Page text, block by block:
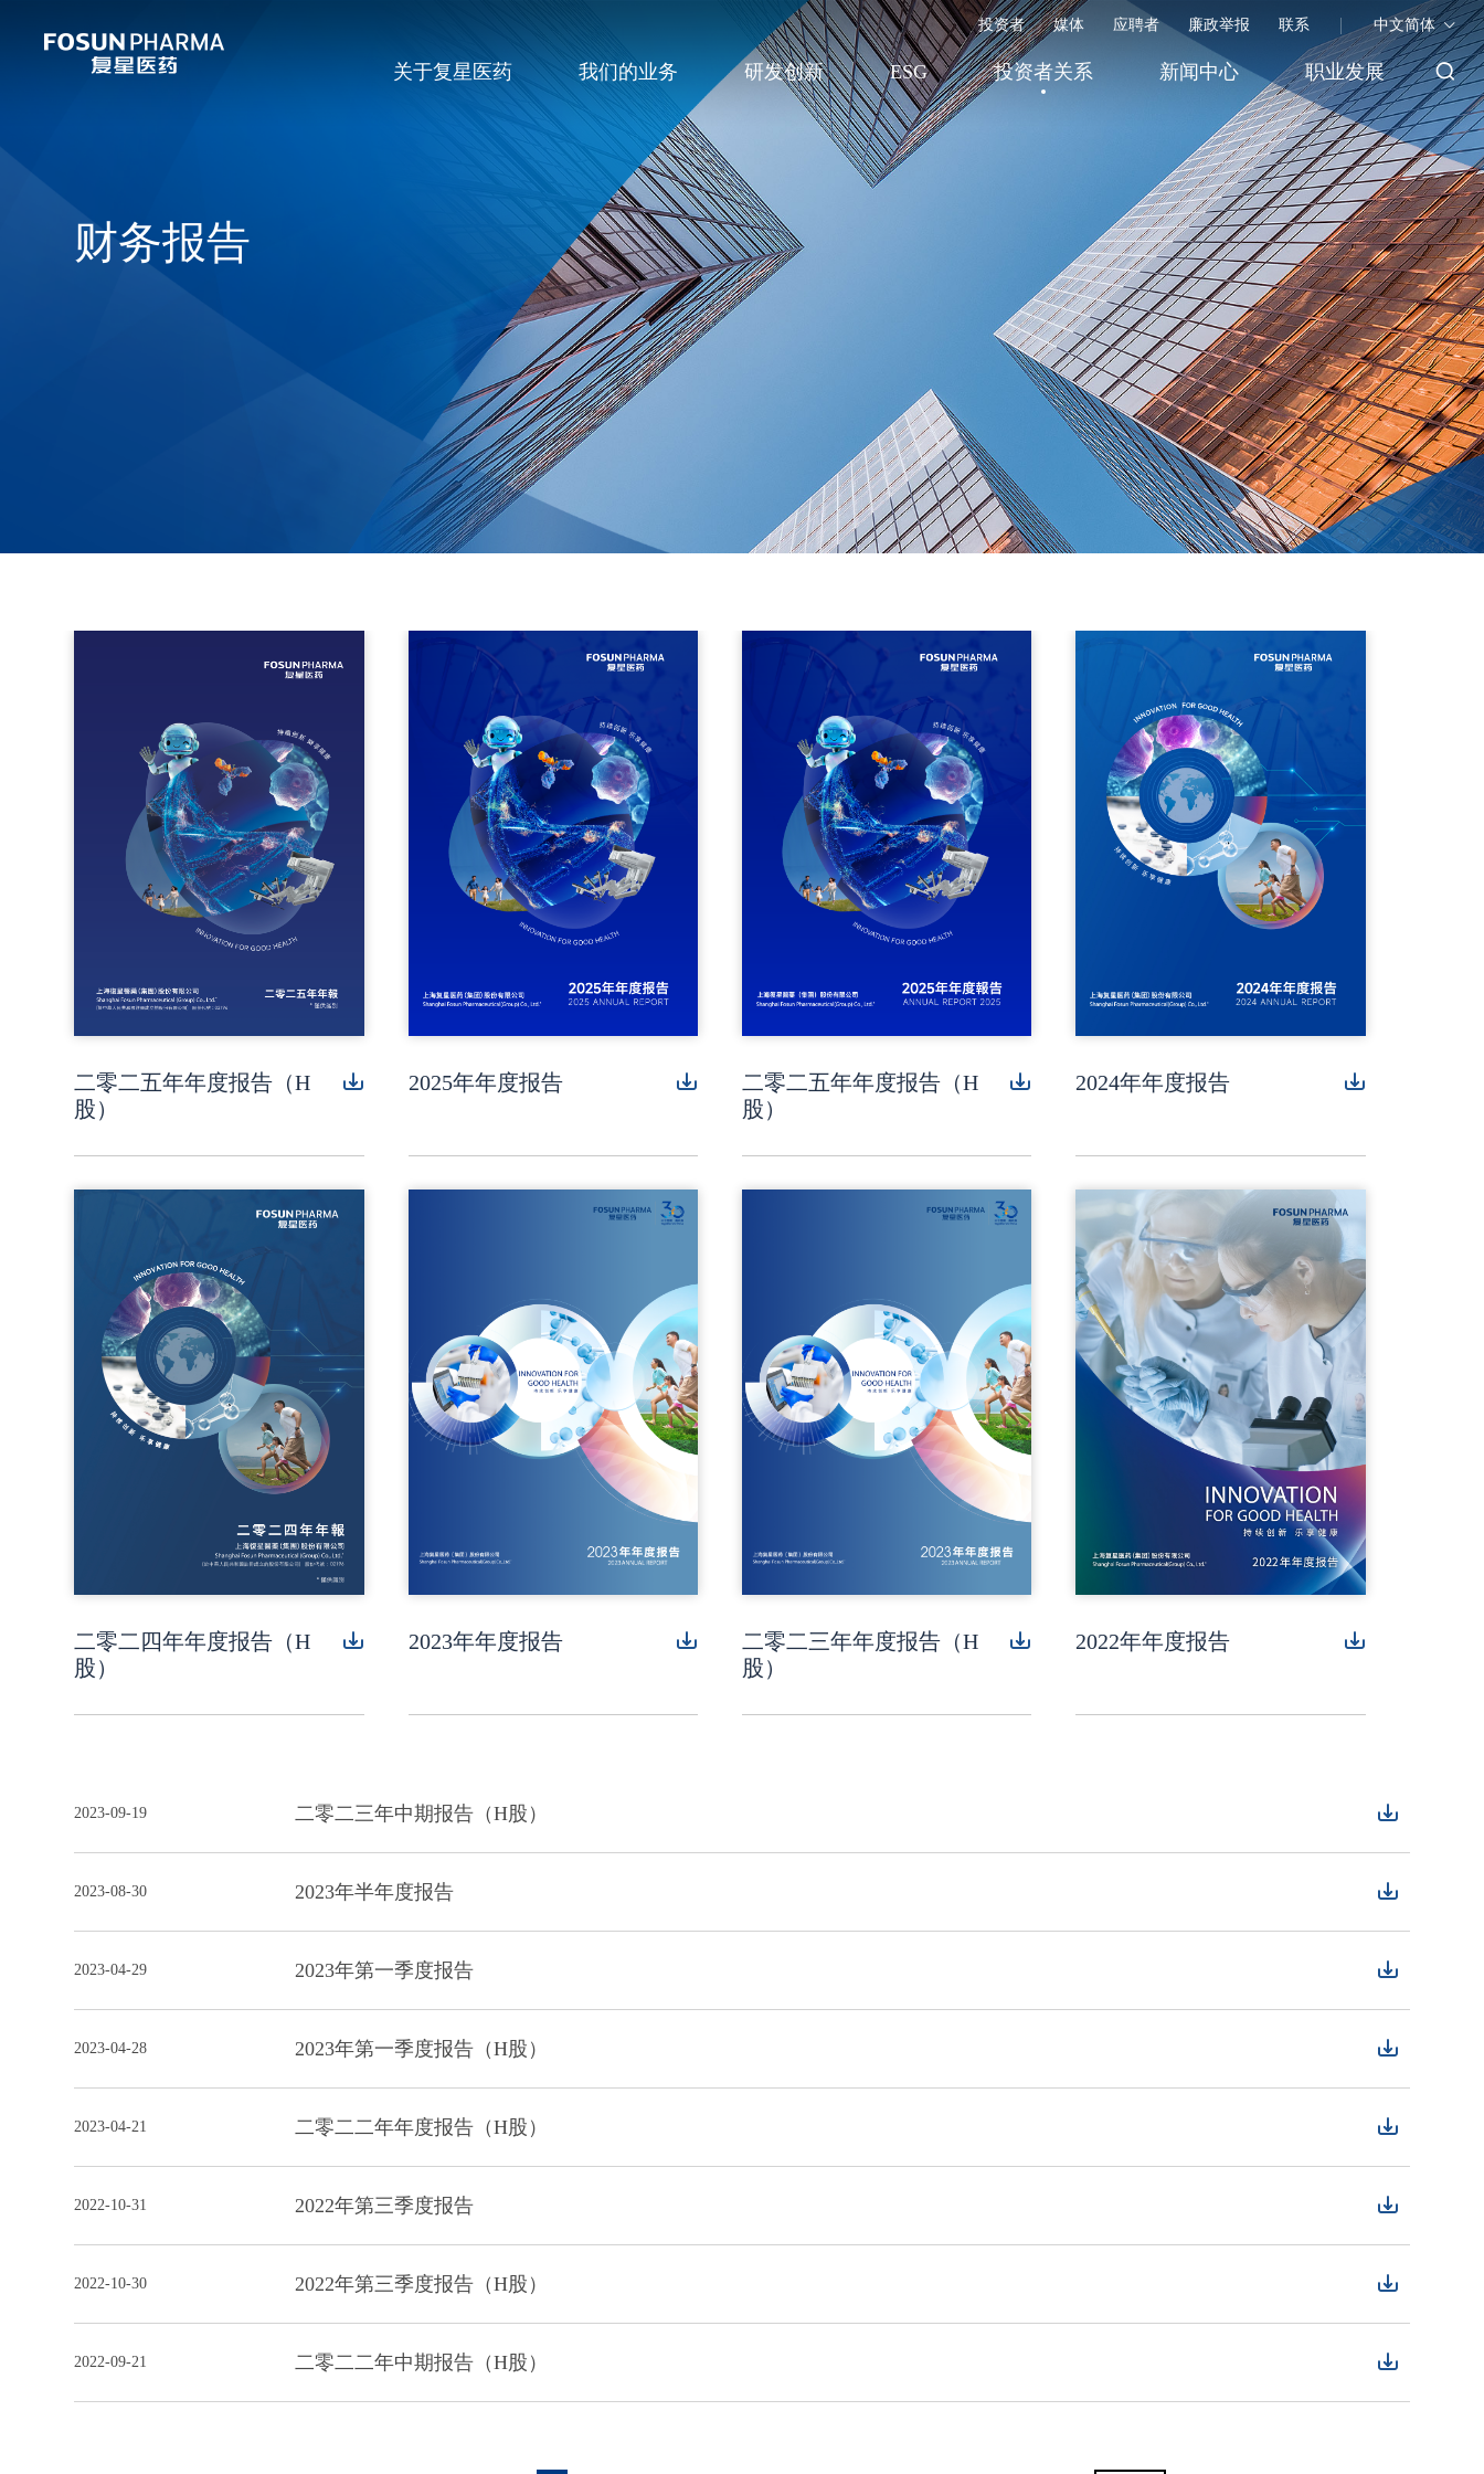
中文简体
投资者 媒体 应聘者 廉政举报 联系
关于复星医药 我们的业务 研发创新 ESG 投资者关系 新闻中心 职业发展
财务报告
二零二五年年度报告（H
股）
2025年年度报告
二零二五年年度报告（H
股）
2024年年度报告
二零二四年年度报告（H
股）
2023年年度报告
二零二三年年度报告（H
股）
2022年年度报告
2023-09-19 二零二三年中期报告（H股）
2023-08-30 2023年半年度报告
2023-04-29 2023年第一季度报告
2023-04-28 2023年第一季度报告（H股）
2023-04-21 二零二二年年度报告（H股）
2022-10-31 2022年第三季度报告
2022-10-30 2022年第三季度报告（H股）
2022-09-21 二零二二年中期报告（H股）